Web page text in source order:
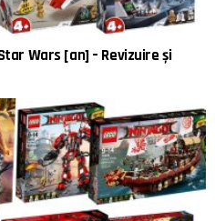
Wars [an] – Revizuire și